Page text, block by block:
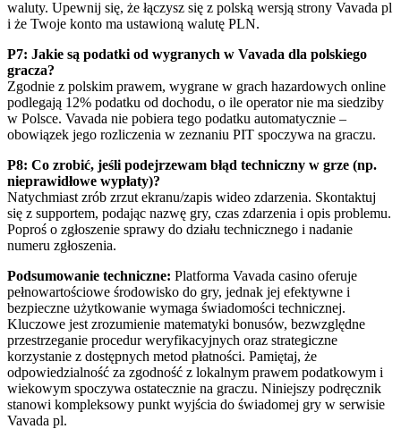
waluty. Upewnij się, że łączysz się z polską wersją strony Vavada pl
i że Twoje konto ma ustawioną walutę PLN.
P7: Jakie są podatki od wygranych w Vavada dla polskiego
gracza?
Zgodnie z polskim prawem, wygrane w grach hazardowych online
podlegają 12% podatku od dochodu, o ile operator nie ma siedziby
w Polsce. Vavada nie pobiera tego podatku automatycznie –
obowiązek jego rozliczenia w zeznaniu PIT spoczywa na graczu.
P8: Co zrobić, jeśli podejrzewam błąd techniczny w grze (np.
nieprawidłowe wypłaty)?
Natychmiast zrób zrzut ekranu/zapis wideo zdarzenia. Skontaktuj
się z supportem, podając nazwę gry, czas zdarzenia i opis problemu.
Poproś o zgłoszenie sprawy do działu technicznego i nadanie
numeru zgłoszenia.
Podsumowanie techniczne: Platforma Vavada casino oferuje
pełnowartościowe środowisko do gry, jednak jej efektywne i
bezpieczne użytkowanie wymaga świadomości technicznej.
Kluczowe jest zrozumienie matematyki bonusów, bezwzględne
przestrzeganie procedur weryfikacyjnych oraz strategiczne
korzystanie z dostępnych metod płatności. Pamiętaj, że
odpowiedzialność za zgodność z lokalnym prawem podatkowym i
wiekowym spoczywa ostatecznie na graczu. Niniejszy podręcznik
stanowi kompleksowy punkt wyjścia do świadomej gry w serwisie
Vavada pl.